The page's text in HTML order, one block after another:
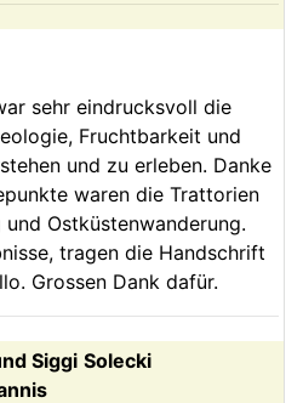
sehr eindrucksvoll die
Fruchtbarkeit und
und zu erleben. Danke
waren die Trattorien
Ostküstenwanderung.
tragen die Handschrift
Grossen Dank dafür.
Siggi Solecki